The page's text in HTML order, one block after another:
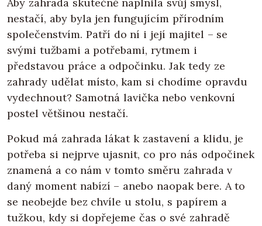
nestačí, aby byla jen fungujícím přírodním
společenstvím. Patří do ní i její majitel – se
svými tužbami a potřebami, rytmem i
představou práce a odpočinku. Jak tedy ze
zahrady udělat místo, kam si chodíme opravdu
vydechnout? Samotná lavička nebo venkovní
postel většinou nestačí.
Pokud má zahrada lákat k zastavení a klidu, je
potřeba si nejprve ujasnit, co pro nás odpočinek
znamená a co nám v tomto směru zahrada v
daný moment nabízí – anebo naopak bere. A to
se neobejde bez chvíle u stolu, s papírem a
tužkou, kdy si dopřejeme čas o své zahradě